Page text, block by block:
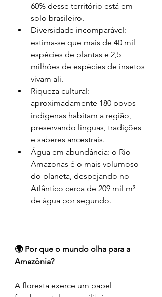
60% desse território está em
solo brasileiro.
Diversidade incomparável:
estima-se que mais de 40 mil
espécies de plantas e 2,5
milhões de espécies de insetos
vivam ali.
Riqueza cultural:
aproximadamente 180 povos
indígenas habitam a região,
preservando línguas, tradições
e saberes ancestrais.
Água em abundância: o Rio
Amazonas é o mais volumoso
do planeta, despejando no
Atlântico cerca de 209 mil m³
de água por segundo.
🌍 Por que o mundo olha para a
Amazônia?
A floresta exerce um papel